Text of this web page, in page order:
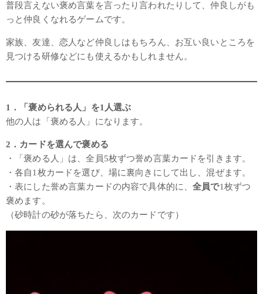
普段言えない褒め言葉を言ったり言われたりして、仲良しがも
っと仲良くなれるゲームです。
家族、友達、恋人など仲良しはもちろん、お互い良いところを
見つける研修などにも使えるかもしれません。
1．「褒められる人」を1人選ぶ
他の人は「褒める人」になります。
2．カードを選んで褒める
・「褒める人」は、全員5枚ずつ誉め言葉カードを引きます。
・各自1枚カードを選び、場に裏向きにして出し、混ぜます。
・表にした誉め言葉カードの内容で具体的に、全員で1枚ずつ
褒めます。
（砂時計の砂が落ちたら、次のカードです）